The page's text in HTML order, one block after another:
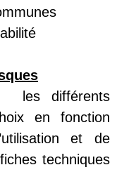
les différents
en fonction
et de
techniques